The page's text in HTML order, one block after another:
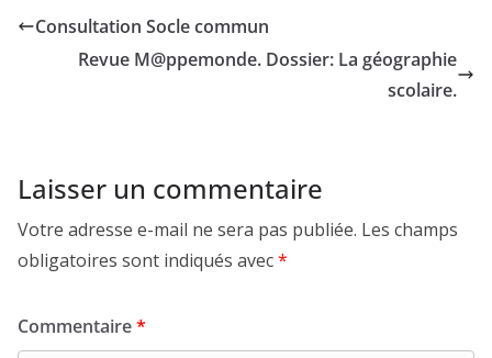
Consultation Socle commun
Revue M@ppemonde. Dossier: La géographie
scolaire.
Laisser un commentaire
Votre adresse e-mail ne sera pas publiée. Les champs
obligatoires sont indiqués avec*
Commentaire*